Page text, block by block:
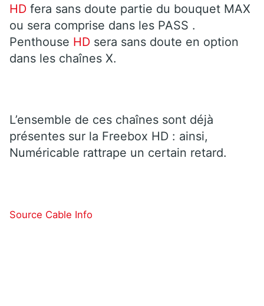
HD fera sans doute partie du bouquet MAX
ou sera comprise dans les PASS .
Penthouse HD sera sans doute en option
dans les chaînes X.
L’ensemble de ces chaînes sont déjà
présentes sur la Freebox HD : ainsi,
Numéricable rattrape un certain retard.
Source Cable Info